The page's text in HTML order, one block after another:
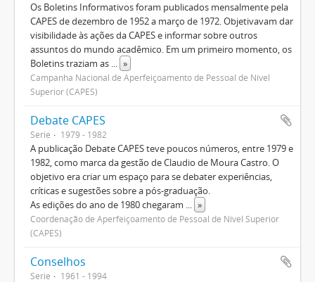
Os Boletins Informativos foram publicados mensalmente pela
CAPES de dezembro de 1952 a março de 1972. Objetivavam dar
visibilidade às ações da CAPES e informar sobre outros
assuntos do mundo acadêmico. Em um primeiro momento, os
Boletins traziam as ... »
Campanha Nacional de Aperfeiçoamento de Pessoal de Nível
Superior (CAPES)
Debate CAPES
Serie 1979 - 1982
A publicação Debate CAPES teve poucos números, entre 1979 e
1982, como marca da gestão de Claudio de Moura Castro. O
objetivo era criar um espaço para se debater experiências,
críticas e sugestões sobre a pós-graduação.
As edições do ano de 1980 chegaram ... »
Coordenação de Aperfeiçoamento de Pessoal de Nível Superior
(CAPES)
Conselhos
Serie 1961 - 1994